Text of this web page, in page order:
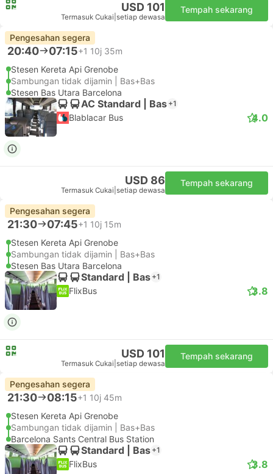
USD 101
Termasuk Cukai setiap dewasa
Tempah sekarang
Pengesahan segera
20:40 07:15+1 10j 35m
Stesen Kereta Api Grenobe
Sambungan tidak dijamin | Bas+Bas
Stesen Bas Utara Barcelona
AC Standard | Bas +1
Blablacar Bus 4.0
USD 86
Termasuk Cukai setiap dewasa
Tempah sekarang
Pengesahan segera
21:30 07:45+1 10j 15m
Stesen Kereta Api Grenobe
Sambungan tidak dijamin | Bas+Bas
Stesen Bas Utara Barcelona
Standard | Bas +1
FlixBus 3.8
USD 101
Termasuk Cukai setiap dewasa
Tempah sekarang
Pengesahan segera
21:30 08:15+1 10j 45m
Stesen Kereta Api Grenobe
Sambungan tidak dijamin | Bas+Bas
Barcelona Sants Central Bus Station
Standard | Bas +1
FlixBus 3.8